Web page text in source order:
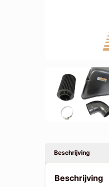
Beschrijving
Beschrijving